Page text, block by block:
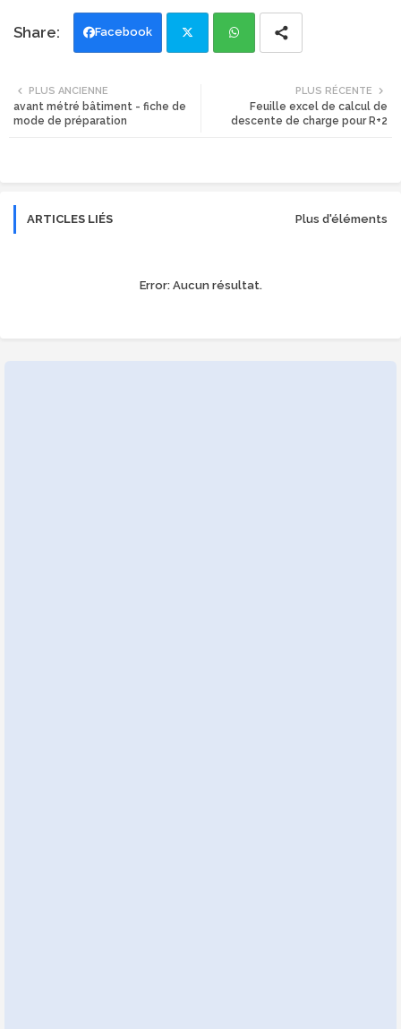
Facebook
tte
PLUS RÉCENTE
Feuille excel de calcul de
descente de charge pour R+2
PLUS ANCIENNE
avant métré bâtiment - fiche de
mode de préparation
ARTICLES LIÉS Plus d'éléments
Error:Aucun résultat.